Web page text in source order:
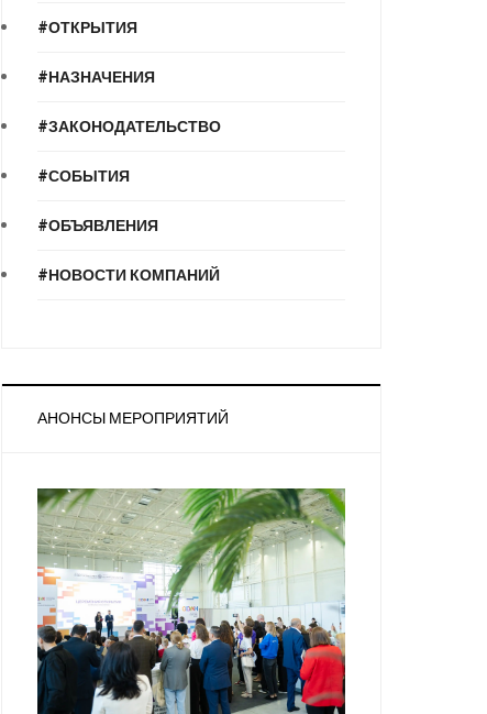
#ОТКРЫТИЯ
#НАЗНАЧЕНИЯ
#ЗАКОНОДАТЕЛЬСТВО
#СОБЫТИЯ
#ОБЪЯВЛЕНИЯ
#НОВОСТИ КОМПАНИЙ
АНОНСЫ МЕРОПРИЯТИЙ